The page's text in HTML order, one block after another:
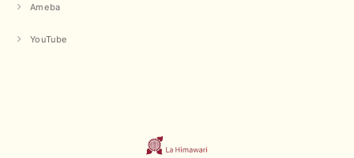
Ameba
YouTube